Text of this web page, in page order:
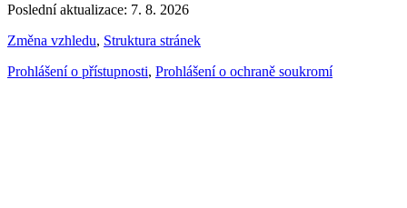
Poslední aktualizace: 7. 8. 2026
Změna vzhledu, Struktura stránek
Prohlášení o přístupnosti, Prohlášení o ochraně soukromí